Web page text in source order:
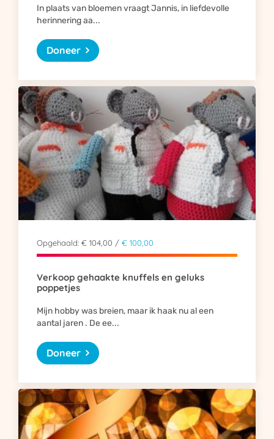
In plaats van bloemen vraagt Jannis, in liefdevolle
herinnering aa...
Doneer
Opgehaald: € 104,00 / € 100,00
Verkoop gehaakte knuffels en geluks
poppetjes
Mijn hobby was breien, maar ik haak nu al een
aantal jaren . De ee...
Doneer